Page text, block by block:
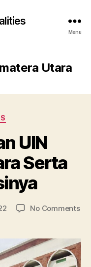
Menu
Utara
UIN
Serta
No Commentson